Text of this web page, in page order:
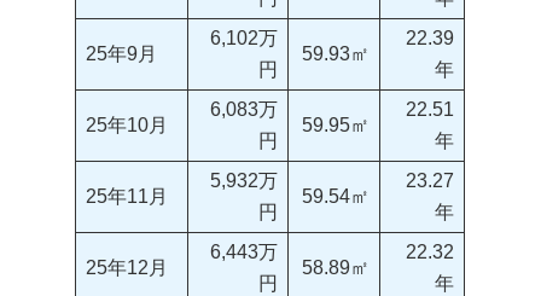
25年9月
6,102万
円
59.93㎡
22.39
年
25年10月
6,083万
円
59.95㎡
22.51
年
25年11月
5,932万
円
59.54㎡
23.27
年
25年12月
6,443万
円
58.89㎡
22.32
年